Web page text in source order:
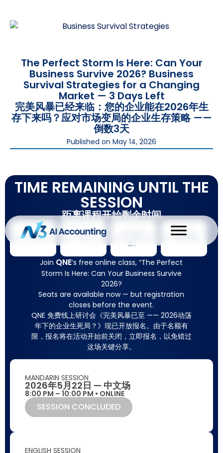
The Perfect Storm Is Here: Can Your
Business Survive 2026? Business
Survival Strategies for a Changing
Market — 3 Days Left
完美风暴已经来临：您的企业能在2026年生
存下来吗？应对市场变局的企业生存策略 ——
倒数3天
Published on May 14, 2026
TIME REMAINING UNTIL THE
SESSION
距离课程开始剩余时间
Days
天数（剩余天数）
Hours
小时（剩余小时数
数）
Seconds
秒（剩余秒数）
Join QNE’s free online class, “The Perfect
Storm Is Here: Can Your Business Survive
2026?
Seats are available now — but registration
closes before the event.
QNE 免费线上研讨会《完美风暴已至 —— 2026动荡
年下的企业生死局？》现已开放报名。由于名额有
限，报名将在活动开始前关闭，立即报名，以免错过
这场关键分享。
MANDARIN SESSION
2026年5月22日 — 中文场
8:00 PM – 10:00 PM • ONLINE
SESSION CONCLUDED
ENGLISH SESSION